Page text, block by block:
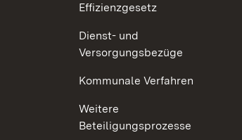
Effizienzgesetz
Dienst- und
Versorgungsbezüge
Kommunale Verfahren
Weitere
Beteiligungsprozesse